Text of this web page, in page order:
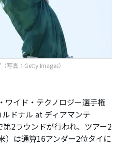
写真：Getty Images）
ワイド・テクノロジー選手権
ドナル at ディアマンテ
第2ラウンドが行われ、ツアー2
）は通算16アンダー2位タイに